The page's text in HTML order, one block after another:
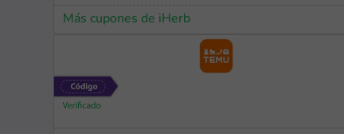
Más cupones de iHerb